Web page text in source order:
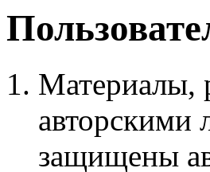
Материалы,
авторскими
защищены